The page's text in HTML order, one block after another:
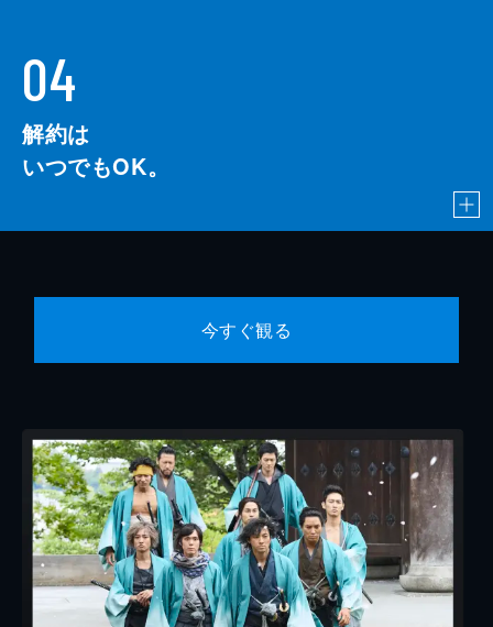
04
解約は
いつでもOK。
今すぐ観る